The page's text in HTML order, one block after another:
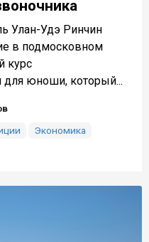
Улан-Удэ Ринчин
в подмосковном
курс
для юноши, который...
Экономика